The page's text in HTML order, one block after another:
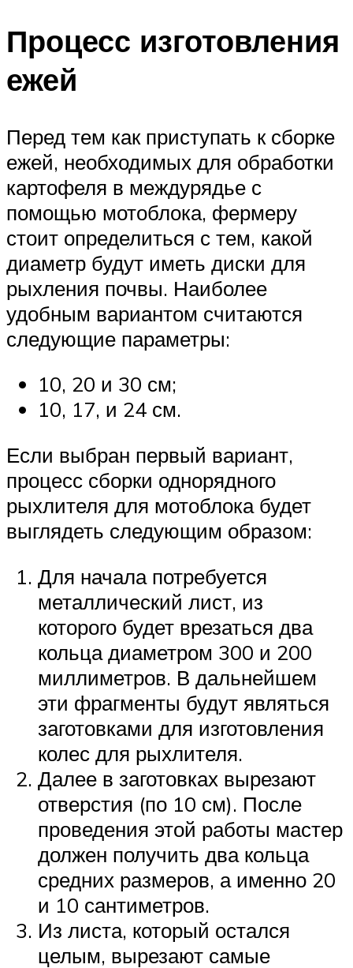
Процесс изготовления
ежей
Перед тем как приступать к сборке
ежей, необходимых для обработки
картофеля в междурядье с
помощью мотоблока, фермеру
стоит определиться с тем, какой
диаметр будут иметь диски для
рыхления почвы. Наиболее
удобным вариантом считаются
следующие параметры:
10, 20 и 30 см;
10, 17, и 24 см.
Если выбран первый вариант,
процесс сборки однорядного
рыхлителя для мотоблока будет
выглядеть следующим образом:
Для начала потребуется
металлический лист, из
которого будет врезаться два
кольца диаметром 300 и 200
миллиметров. В дальнейшем
эти фрагменты будут являться
заготовками для изготовления
колес для рыхлителя.
Далее в заготовках вырезают
отверстия (по 10 см). После
проведения этой работы мастер
должен получить два кольца
средних размеров, а именно 20
и 10 сантиметров.
Из листа, который остался
целым, вырезают самые